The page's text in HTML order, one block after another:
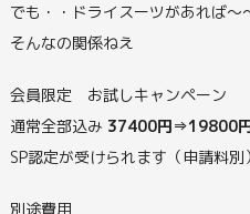
でも・・ドライスーツがあれば～
そんなの関係ねえ
会員限定 お試しキャンペーン
通常全部込み 37400円⇒19800
SP認定が受けられます（申請料別
別途費用